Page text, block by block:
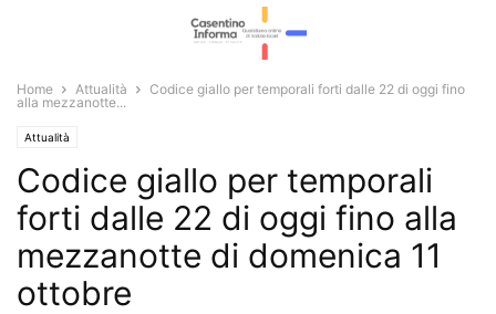
Home Attualità
Codice giallo per temporali forti dalle 22 di oggi fino
alla mezzanotte...
Attualità
Codice giallo per temporali
forti dalle 22 di oggi fino alla
mezzanotte di domenica 11
ottobre